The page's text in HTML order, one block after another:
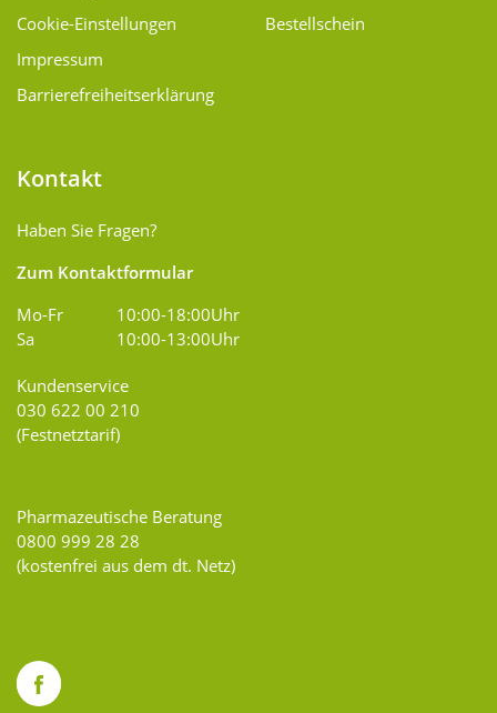
Cookie-Einstellungen
Impressum
Barrierefreiheitserklärung
Bestellschein
Kontakt
Haben Sie Fragen?
Zum Kontaktformular
Mo-Fr
10:00-18:00Uhr
Sa
10:00-13:00Uhr
Kundenservice
030 622 00 210
(Festnetztarif)
Pharmazeutische Beratung
0800 999 28 28
(kostenfrei aus dem dt. Netz)